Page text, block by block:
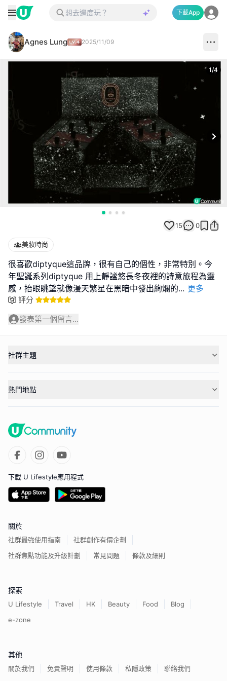
下載App
Agnes Lung 2025/11/09
1/4
15 0
美妝時尚
很喜歡diptyque這品牌，很有自己的個性，非常特別。今
年聖誕系列diptyque 用上靜謐悠長冬夜裡的詩意旅程為靈
感，抬眼眺望就像漫天繁星在黑暗中發出絢爛的... 更多
評分
發表第一個留言...
社群主題
熱門地點
下載 U Lifestyle應用程式
關於
社群最強使用指南
社群創作有價企劃
社群焦點功能及升級計劃
常見問題 條款及細則
探索
U Lifestyle Travel HK Beauty Food
Blog
e-zone
其他
關於我們 免責聲明 使用條款 私隱政策 聯絡我們